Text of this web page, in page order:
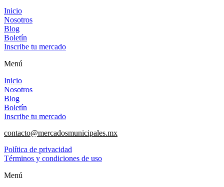
Inicio
Nosotros
Blog
Boletín
Inscribe tu mercado
Menú
Inicio
Nosotros
Blog
Boletín
Inscribe tu mercado
contacto@mercadosmunicipales.mx
Política de privacidad
Términos y condiciones de uso
Menú